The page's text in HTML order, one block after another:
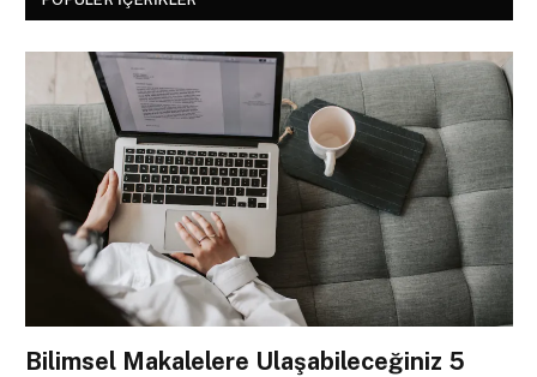
Bilimsel Makalelere Ulaşabileceğiniz 5